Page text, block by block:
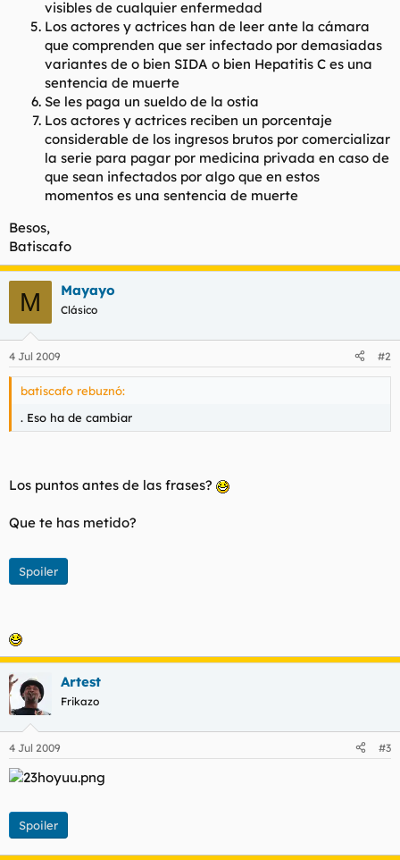
visibles de cualquier enfermedad
Los actores y actrices han de leer ante la cámara
que comprenden que ser infectado por demasiadas
variantes de o bien SIDA o bien Hepatitis C es una
sentencia de muerte
Se les paga un sueldo de la ostia
Los actores y actrices reciben un porcentaje
considerable de los ingresos brutos por comercializar
la serie para pagar por medicina privada en caso de
que sean infectados por algo que en estos
momentos es una sentencia de muerte
Besos,
Batiscafo
M Mayayo
Clásico
4 Jul 2009 #2
batiscafo rebuznó:
. Eso ha de cambiar
Los puntos antes de las frases?
Que te has metido?
Spoiler
Artest
Frikazo
4 Jul 2009 #3
Spoiler